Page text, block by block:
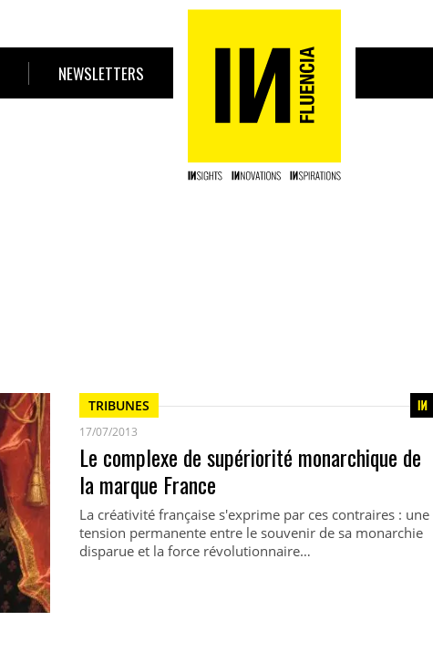
NEWSLETTERS
TRIBUNES
17/07/2013
Le complexe de supériorité monarchique de
la marque France
La créativité française s'exprime par ces contraires : une
tension permanente entre le souvenir de sa monarchie
disparue et la force révolutionnaire…